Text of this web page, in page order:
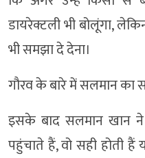
डायरेक्टली भी बोलूंगा,
भी समझा दे देना।
गौरव के बारे में सलमान का
इसके बाद सलमान खान ने
पहुंचाते हैं, वो सही होती